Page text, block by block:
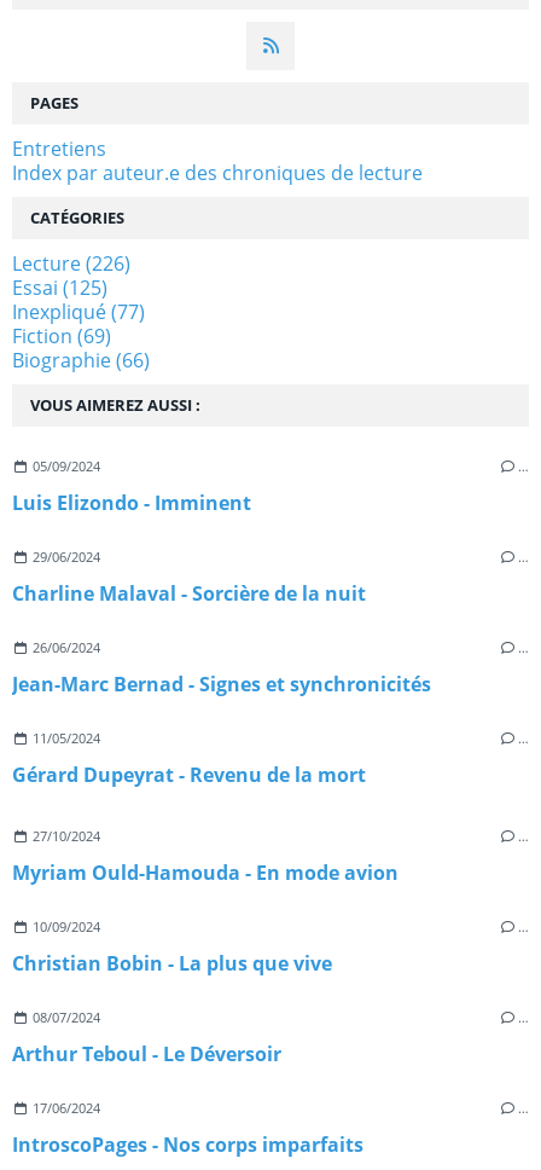
VOUS AIMEREZ AUSSI :
05/09/2024 …
Luis Elizondo - Imminent
29/06/2024 …
Charline Malaval - Sorcière de la nuit
26/06/2024 …
Jean-Marc Bernad - Signes et synchronicités
11/05/2024 …
Gérard Dupeyrat - Revenu de la mort
27/10/2024 …
Myriam Ould-Hamouda - En mode avion
10/09/2024 …
Christian Bobin - La plus que vive
08/07/2024 …
Arthur Teboul - Le Déversoir
17/06/2024 …
IntroscoPages - Nos corps imparfaits
PAGES
Entretiens
Index par auteur.e des chroniques de lecture
CATÉGORIES
Lecture(226)
Essai (125)
Inexpliqué(77)
Fiction (69)
Biographie(66)